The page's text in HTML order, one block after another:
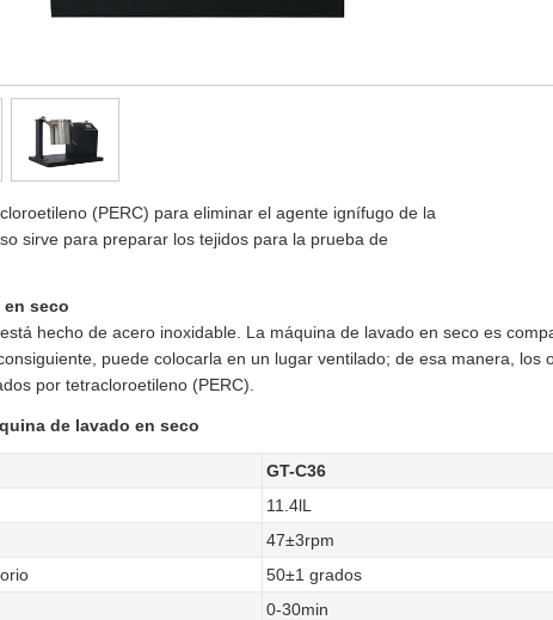
(PERC) para eliminar el agente ignífugo de la
sirve para preparar los tejidos para la prueba de
seco
hecho de acero inoxidable. La máquina de lavado en seco es
puede colocarla en un lugar ventilado; de esa manera, los
por tetracloroetileno (PERC).
de lavado en seco
GT-C36
11.4lL
47±3rpm
50±1 grados
0-30min